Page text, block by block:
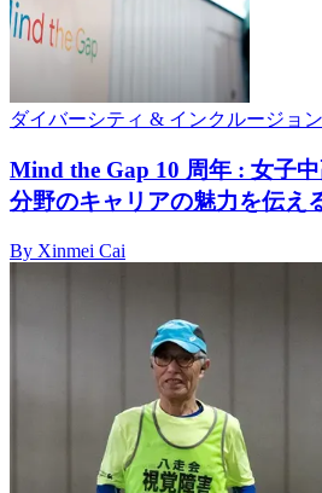
ダイバーシティ & インクルージョン
Mind the Gap 10 周年 : 女子
分野のキャリアの魅力を伝え
By Xinmei Cai